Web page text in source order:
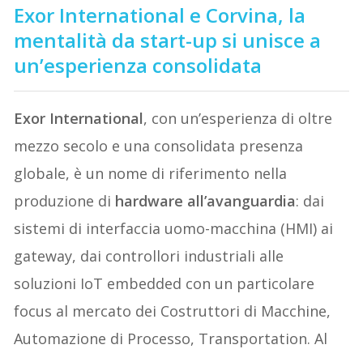
Exor International e Corvina, la
mentalità da start-up si unisce a
un’esperienza consolidata
Exor International, con un’esperienza di oltre
mezzo secolo e una consolidata presenza
globale, è un nome di riferimento nella
produzione di hardware all’avanguardia: dai
sistemi di interfaccia uomo-macchina (HMI) ai
gateway, dai controllori industriali alle
soluzioni IoT embedded con un particolare
focus al mercato dei Costruttori di Macchine,
Automazione di Processo, Transportation. Al